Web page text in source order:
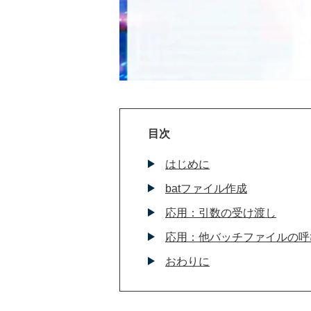
目次
はじめに
batファイル作成
応用：引数の受け渡し
応用：他バッチファイルの
おわりに